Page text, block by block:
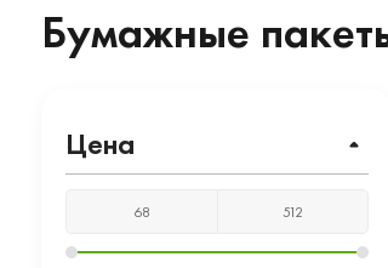
Бумажные
Цена